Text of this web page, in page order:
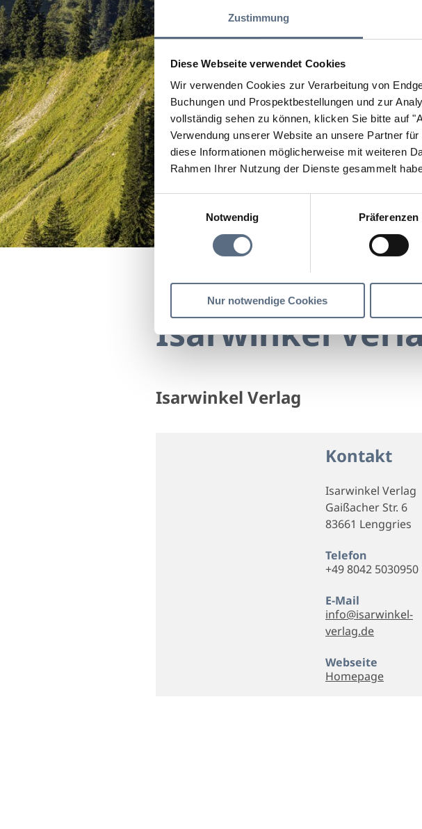
Zustimmung
Diese Webseite verwendet Cookies
Wir verwenden Cookies zur Verarbeitung von
Buchungen und Prospektbestellungen und zur
vollständig sehen zu können, klicken Sie bitte auf
Verwendung unserer Website an unsere Partner
diese Informationen möglicherweise mit weiteren
Rahmen Ihrer Nutzung der Dienste gesammelt
Einwilligungsauswahl
Notwendig
Präferenzen
Nur notwendige Cookies
Isarwinkel
Isarwinkel Verlag
Kontakt
Isarwinkel Verlag
Gaißacher Str. 6
83661 Lenggries
Telefon
+49 8042 5030950
E-Mail
info@isarwinkel-
verlag.de
Webseite
Homepage